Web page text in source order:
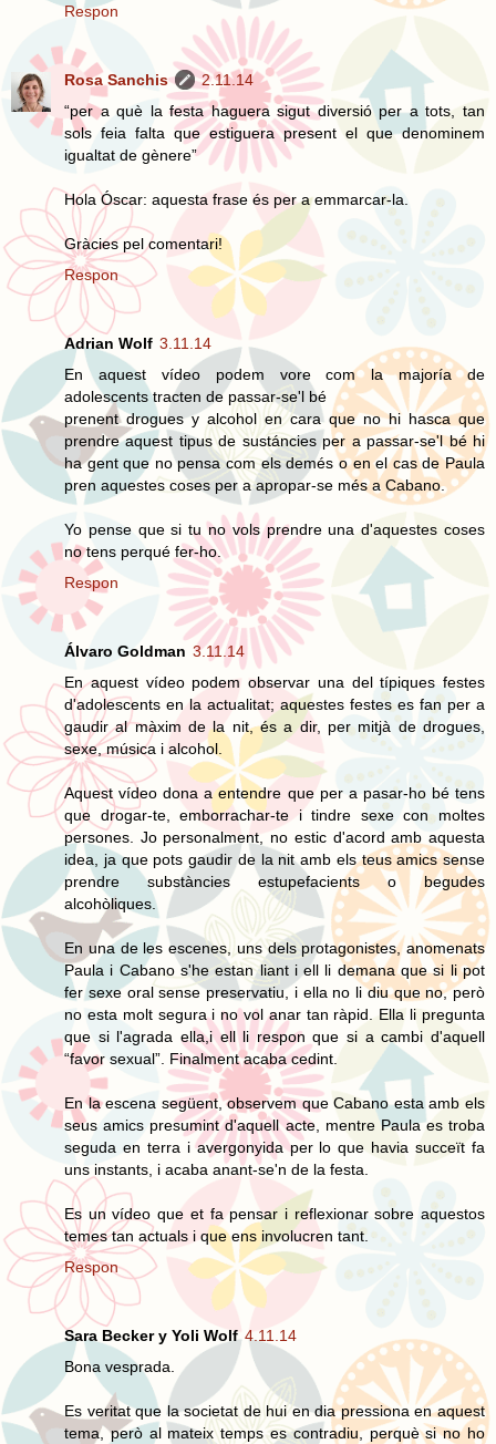
Respon
Rosa Sanchis
2.11.14
“per a què la festa haguera sigut diversió per a tots, tan
sols feia falta que estiguera present el que denominem
igualtat de gènere”
Hola Óscar: aquesta frase és per a emmarcar-la.
Gràcies pel comentari!
Respon
Adrian Wolf 3.11.14
En aquest vídeo podem vore com la majoría de
adolescents tracten de passar-se'l bé
prenent drogues y alcohol en cara que no hi hasca que
prendre aquest tipus de sustáncies per a passar-se'l bé hi
ha gent que no pensa com els demés o en el cas de Paula
pren aquestes coses per a apropar-se més a Cabano.
Yo pense que si tu no vols prendre una d'aquestes coses
no tens perqué fer-ho.
Respon
Álvaro Goldman 3.11.14
En aquest vídeo podem observar una del típiques festes
d'adolescents en la actualitat; aquestes festes es fan per a
gaudir al màxim de la nit, és a dir, per mitjà de drogues,
sexe, música i alcohol.
Aquest vídeo dona a entendre que per a pasar-ho bé tens
que drogar-te, emborrachar-te i tindre sexe con moltes
persones. Jo personalment, no estic d'acord amb aquesta
idea, ja que pots gaudir de la nit amb els teus amics sense
prendre substàncies estupefacients o begudes
alcohòliques.
En una de les escenes, uns dels protagonistes, anomenats
Paula i Cabano s'he estan liant i ell li demana que si li pot
fer sexe oral sense preservatiu, i ella no li diu que no, però
no esta molt segura i no vol anar tan ràpid. Ella li pregunta
que si l'agrada ella,i ell li respon que si a cambi d'aquell
“favor sexual”. Finalment acaba cedint.
En la escena següent, observem que Cabano esta amb els
seus amics presumint d'aquell acte, mentre Paula es troba
seguda en terra i avergonyida per lo que havia succeït fa
uns instants, i acaba anant-se'n de la festa.
Es un vídeo que et fa pensar i reflexionar sobre aquestos
temes tan actuals i que ens involucren tant.
Respon
Sara Becker y Yoli Wolf 4.11.14
Bona vesprada.
Es veritat que la societat de hui en dia pressiona en aquest
tema, però al mateix temps es contradiu, perquè si no ho